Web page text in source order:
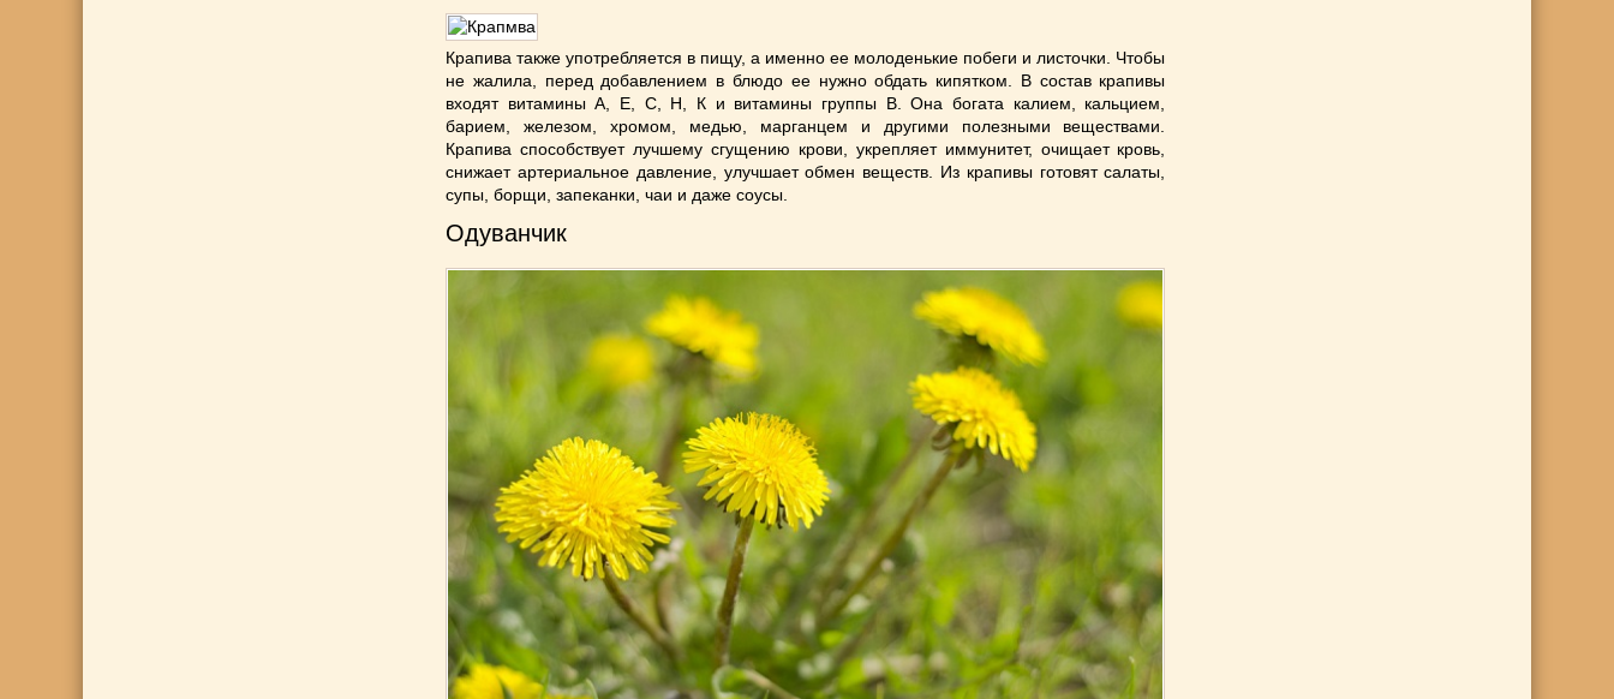
Крапива также употребляется в пищу, а именно ее молоденькие побеги и листочки. Чтобы
не жалила, перед добавлением в блюдо ее нужно обдать кипятком. В состав крапивы
входят витамины А, Е, С, Н, К и витамины группы В. Она богата калием, кальцием,
барием, железом, хромом, медью, марганцем и другими полезными веществами.
Крапива способствует лучшему сгущению крови, укрепляет иммунитет, очищает кровь,
снижает артериальное давление, улучшает обмен веществ. Из крапивы готовят салаты,
супы, борщи, запеканки, чаи и даже соусы.
Одуванчик